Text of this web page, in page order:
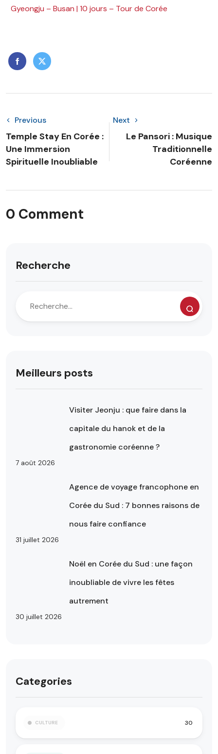
Gyeongju – Busan | 10 jours – Tour de Corée
Previous
Temple Stay En Corée :
Une Immersion
Spirituelle Inoubliable
Next
Le Pansori : Musique
Traditionnelle
Coréenne
0 Comment
Recherche
Meilleurs posts
Visiter Jeonju : que faire dans la
capitale du hanok et de la
gastronomie coréenne ?
7 août 2026
Agence de voyage francophone en
Corée du Sud : 7 bonnes raisons de
nous faire confiance
31 juillet 2026
Noël en Corée du Sud : une façon
inoubliable de vivre les fêtes
autrement
30 juillet 2026
Categories
CULTURE 30